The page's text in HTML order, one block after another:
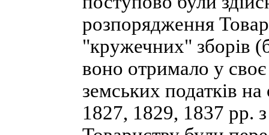
розпорядження
"кружечних" зборів
воно отримало у
земських податків
1827, 1829, 1837 рр.